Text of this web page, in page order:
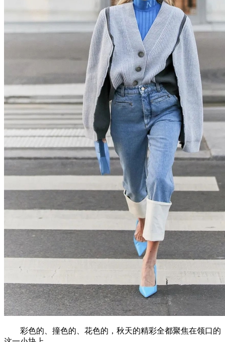
彩色的、撞色的、花色的，秋天的精彩全都聚焦在领口的